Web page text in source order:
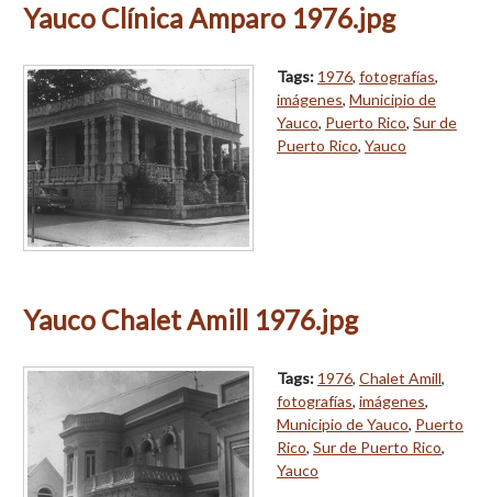
Yauco Clínica Amparo 1976.jpg
Tags: 1976, fotografías,
imágenes, Municipio de
Yauco, Puerto Rico, Sur de
Puerto Rico, Yauco
Yauco Chalet Amill 1976.jpg
Tags: 1976, Chalet Amill,
fotografías, imágenes,
Municipio de Yauco, Puerto
Rico, Sur de Puerto Rico,
Yauco